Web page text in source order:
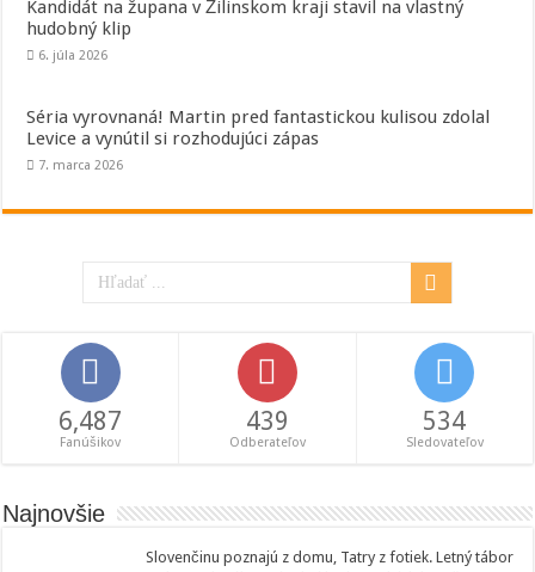
Kandidát na župana v Žilinskom kraji stavil na vlastný
hudobný klip
6. júla 2026
Séria vyrovnaná! Martin pred fantastickou kulisou zdolal
Levice a vynútil si rozhodujúci zápas
7. marca 2026
6,487
Fanúšikov
439
Odberateľov
534
Sledovateľov
Najnovšie
Slovenčinu poznajú z domu, Tatry z fotiek. Letný tábor